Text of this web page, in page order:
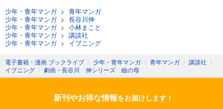
少年・青年マンガ> 青年マンガ
少年・青年マンガ> 長谷川伸
少年・青年マンガ> 小林まこと
少年・青年マンガ> 講談社
少年・青年マンガ> イブニング
電子書籍・漫画 ブックライブ 〉 少年・青年マンガ 〉 青年マンガ 〉 講談社 〉
イブニング 〉 劇画・長谷川 伸シリーズ 瞼の母
新刊やお得な情報をお届けします！